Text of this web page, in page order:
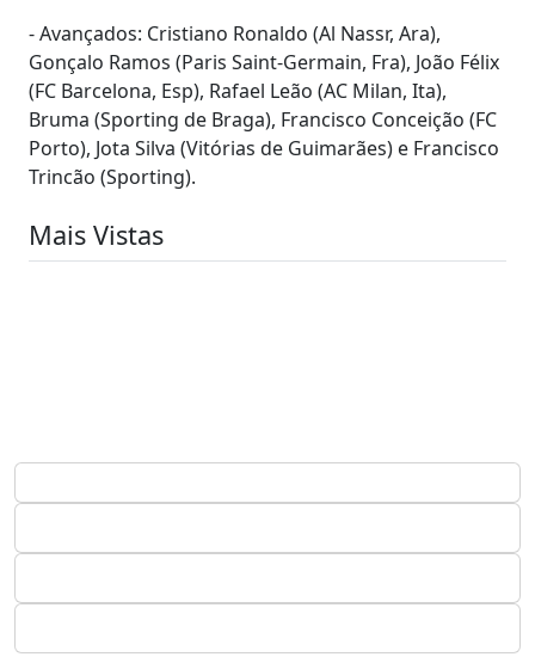
- Avançados: Cristiano Ronaldo (Al Nassr, Ara),
Gonçalo Ramos (Paris Saint-Germain, Fra), João Félix
(FC Barcelona, Esp), Rafael Leão (AC Milan, Ita),
Bruma (Sporting de Braga), Francisco Conceição (FC
Porto), Jota Silva (Vitórias de Guimarães) e Francisco
Trincão (Sporting).
Mais Vistas